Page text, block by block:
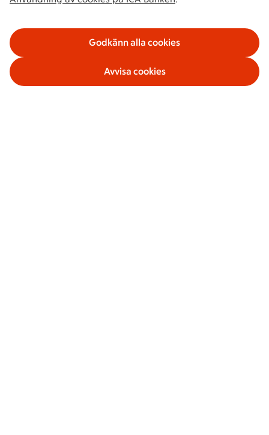
Godkänn alla cookies
Avvisa cookies